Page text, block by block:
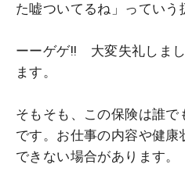
た嘘ついてるね」っていう
ーーゲゲ!! 大変失礼しま
ます。
そもそも、この保険は誰
です。お仕事の内容や健
できない場合があります。